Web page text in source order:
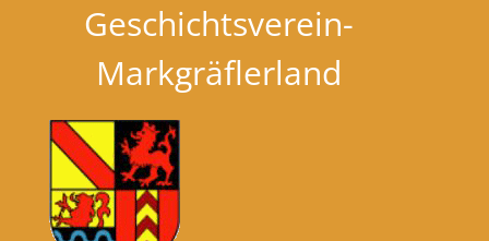
Geschichtsverein-
Markgräflerland